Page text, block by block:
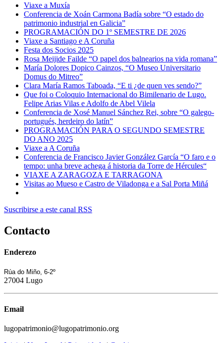
Viaxe a Muxía
Conferencia de Xoán Carmona Badía sobre “O estado do
patrimonio industrial en Galicia”
PROGRAMACIÓN DO 1º SEMESTRE DE 2026
Viaxe a Santiago e A Coruña
Festa dos Socios 2025
Rosa Meijide Failde “O papel dos balnearios na vida romana”
María Dolores Dopico Cainzos, “O Museo Universitario
Domus do Mitreo”
Clara María Ramos Taboada, “E ti ¿de quen ves sendo?”
Que foi o Coloquio Internacional do Bimilenario de Lugo.
Felipe Arias Vilas e Adolfo de Abel Vilela
Conferencia de Xosé Manuel Sánchez Rei, sobre “O galego-
portugués, herdeiro do latín”
PROGRAMACIÓN PARA O SEGUNDO SEMESTRE
DO ANO 2025
Viaxe a A Coruña
Conferencia de Francisco Javier González García “O faro e o
tempo: unha breve achega á historia da Torre de Hércules“
VIAXE A ZARAGOZA E TARRAGONA
Visitas ao Mueso e Castro de Viladonga e a Sal Porta Miñá
Suscribirse a este canal RSS
Contacto
Enderezo
Rúa do Miño, 6-2º
27004 Lugo
Email
lugopatrimonio@lugopatrimonio.org